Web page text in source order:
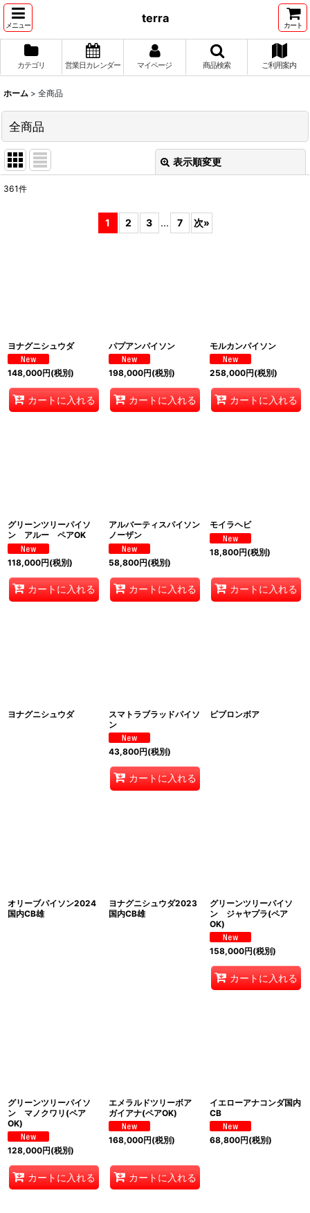
メニュー
terra
カート
カテゴリ 営業日カレンダー マイページ 商品検索 ご利用案内
ホーム > 全商品
全商品
表示順変更
361件
1 2 3 ... 7 次»
ヨナグニシュウダ
148,000円(税別)
カートに入れる
パプアンパイソン
198,000円(税別)
カートに入れる
モルカンパイソン
258,000円(税別)
カートに入れる
グリーンツリーパイソ
ン アルー ペアOK
118,000円(税別)
カートに入れる
アルバーティスパイソン
ノーザン
58,800円(税別)
カートに入れる
モイラヘビ
18,800円(税別)
カートに入れる
ヨナグニシュウダ
スマトラブラッドパイソ
ン
43,800円(税別)
カートに入れる
ビブロンボア
オリーブパイソン2024
国内CB雄
ヨナグニシュウダ2023
国内CB雄
グリーンツリーパイソ
ン ジャヤプラ(ペア
OK)
158,000円(税別)
カートに入れる
グリーンツリーパイソ
ン マノクワリ(ペア
OK)
128,000円(税別)
カートに入れる
エメラルドツリーボア
ガイアナ(ペアOK)
168,000円(税別)
カートに入れる
イエローアナコンダ国内
CB
68,800円(税別)